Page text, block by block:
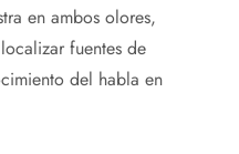
en ambos olores,
fuentes de
del habla en